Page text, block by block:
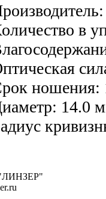
в
ношения:
14.0
"ЛИНЗЕР"